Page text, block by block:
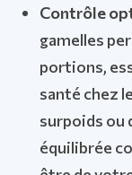
Contrôle
gamelles
portions,
santé chez
surpoids ou
équilibrée